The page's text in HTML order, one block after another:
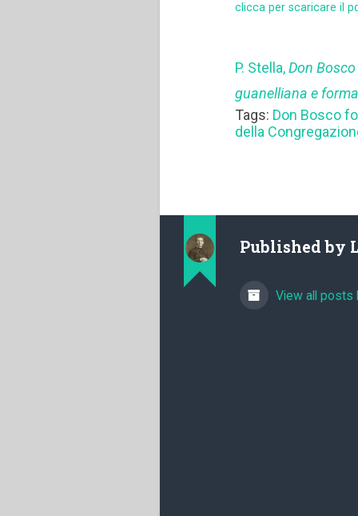
clicca per scaricare il
P. Stella,Don
guanelliana e
Tags: Don Bosco
della
Published by
View all posts